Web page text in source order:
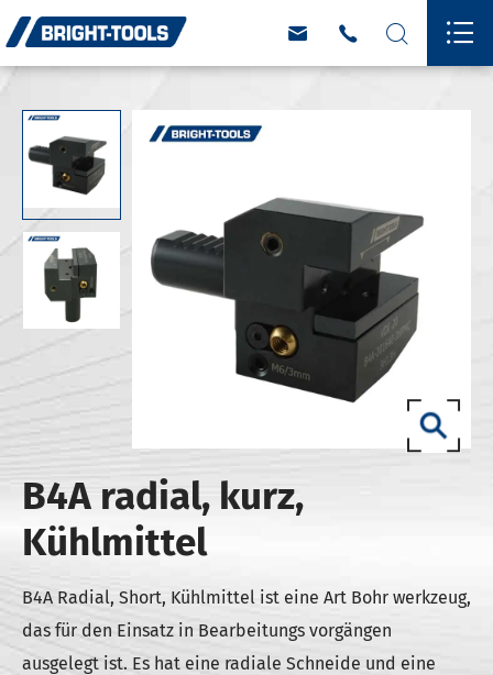
   
B4A radial, kurz,
Kühlmittel
B4A Radial, Short, Kühlmittel ist eine Art Bohr werkzeug,
das für den Einsatz in Bearbeitungs vorgängen
ausgelegt ist. Es hat eine radiale Schneide und eine